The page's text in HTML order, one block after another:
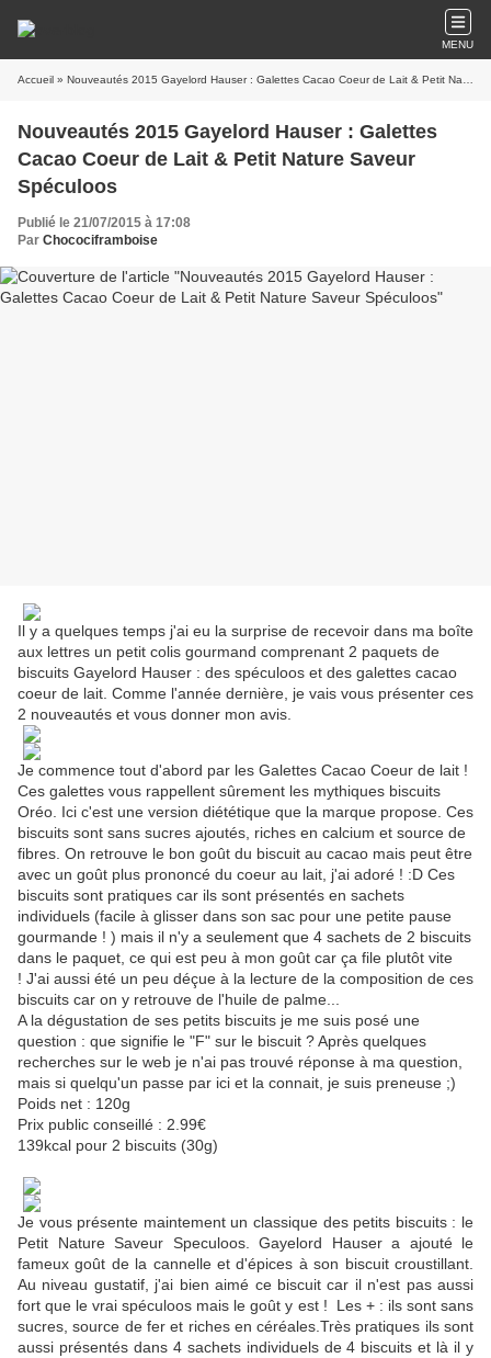
MENU
Accueil » Nouveautés 2015 Gayelord Hauser : Galettes Cacao Coeur de Lait & Petit Nature Saveur Spéculoos
Nouveautés 2015 Gayelord Hauser : Galettes
Cacao Coeur de Lait & Petit Nature Saveur
Spéculoos
Publié le 21/07/2015 à 17:08
Par Chocociframboise
Il y a quelques temps j'ai eu la surprise de recevoir dans ma boîte
aux lettres un petit colis gourmand comprenant 2 paquets de
biscuits Gayelord Hauser : des spéculoos et des galettes cacao
coeur de lait. Comme l'année dernière, je vais vous présenter ces
2 nouveautés et vous donner mon avis.
Je commence tout d'abord par les Galettes Cacao Coeur de lait !
Ces galettes vous rappellent sûrement les mythiques biscuits
Oréo. Ici c'est une version diététique que la marque propose. Ces
biscuits sont sans sucres ajoutés, riches en calcium et source de
fibres. On retrouve le bon goût du biscuit au cacao mais peut être
avec un goût plus prononcé du coeur au lait, j'ai adoré ! :D Ces
biscuits sont pratiques car ils sont présentés en sachets
individuels (facile à glisser dans son sac pour une petite pause
gourmande ! ) mais il n'y a seulement que 4 sachets de 2 biscuits
dans le paquet, ce qui est peu à mon goût car ça file plutôt vite
! J'ai aussi été un peu déçue à la lecture de la composition de ces
biscuits car on y retrouve de l'huile de palme...
A la dégustation de ses petits biscuits je me suis posé une
question : que signifie le "F" sur le biscuit ? Après quelques
recherches sur le web je n'ai pas trouvé réponse à ma question,
mais si quelqu'un passe par ici et la connait, je suis preneuse ;)
Poids net : 120g
Prix public conseillé : 2.99€
139kcal pour 2 biscuits (30g)
Je vous présente maintement un classique des petits biscuits : le
Petit Nature Saveur Speculoos. Gayelord Hauser a ajouté le
fameux goût de la cannelle et d'épices à son biscuit croustillant.
Au niveau gustatif, j'ai bien aimé ce biscuit car il n'est pas aussi
fort que le vrai spéculoos mais le goût y est ! Les + : ils sont sans
sucres, source de fer et riches en céréales.Très pratiques ils sont
aussi présentés dans 4 sachets individuels de 4 biscuits et là il y